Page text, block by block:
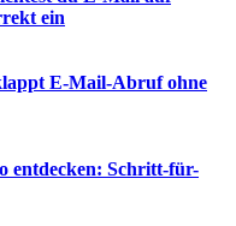
ein
E-Mail-Abruf ohne
entdecken: Schritt-für-